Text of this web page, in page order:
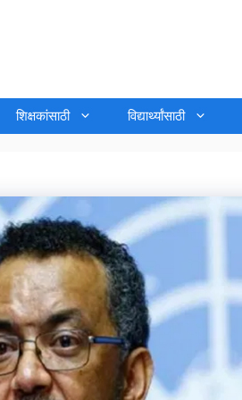
शिक्षकांसाठी विद्यार्थ्यांसाठी